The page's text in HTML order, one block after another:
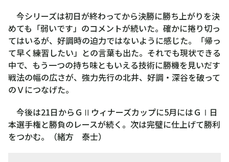
今シリーズは初日が終わってから決勝に勝ち上がりを決
めても「弱いです」のコメントが続いた。確かに捲り切っ
てはいるが、好調時の迫力ではないように感じた。「帰っ
て早く練習したい」との言葉も出た。それでも現状できる
中で、もう一つの持ち味ともいえる技術に勝機を見いだす
戦法の幅の広さが、強力先行の北井、好調・深谷を破って
のＶにつなげた。
今後は21日からＧⅡウィナーズカップに5月にはＧⅠ日
本選手権と勝負のレースが続く。次は完璧に仕上げて勝利
をつかむ。（緒方 泰士）